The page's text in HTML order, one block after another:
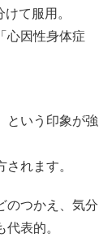
て服用。
心因性身体症
という印象が強
れます。
のつかえ、気分
表的。